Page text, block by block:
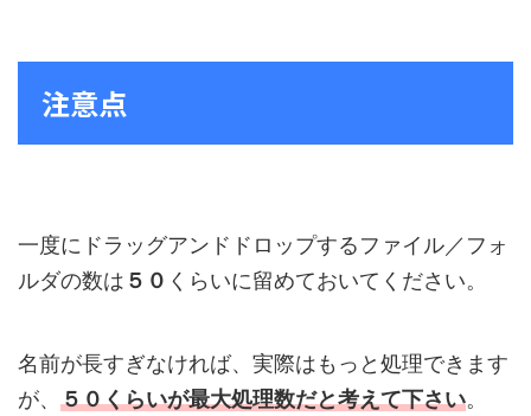
注意点
一度にドラッグアンドドロップするファイル／フォ
ルダの数は ５０ くらいに留めておいてください。
名前が長すぎなければ、実際はもっと処理できます
が、 ５０くらいが最大処理数だと考えて下さい。